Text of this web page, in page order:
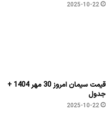
2025-10-22
قیمت سیمان امروز 30 مهر 1404 +
جدول
2025-10-22